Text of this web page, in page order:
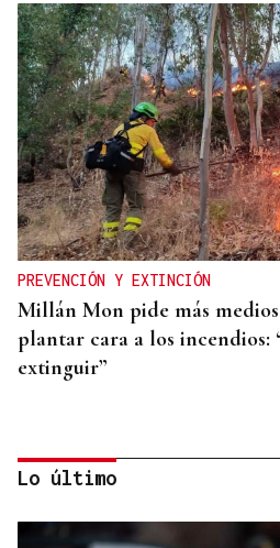
PREVENCIÓN Y EXTINCIÓN
Millán Mon pide más
plantar cara a los incendios:
extinguir”
Lo último